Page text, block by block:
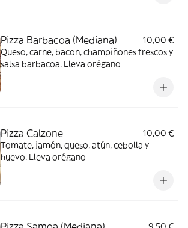
Pizza Barbacoa (Mediana)
10,00 €
Queso, carne, bacon, champiñones frescos y
salsa barbacoa. Lleva orégano
Pizza Calzone
10,00 €
Tomate, jamón, queso, atún, cebolla y
huevo. Lleva orégano